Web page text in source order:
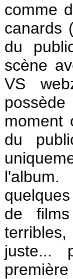
comme
canards
du
scène
VS
moment
du
de
juste...